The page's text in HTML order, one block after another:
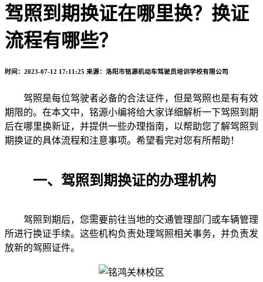
驾照到期换证在哪里换？换证
流程有哪些？
时间：2023-07-12 17:11:25 来源：洛阳市铭源机动车驾驶员培训学校有限公司
驾照是每位驾驶者必备的合法证件，但是驾照也是有有效
期限的。在本文中，铭源小编将给大家详细解析一下驾照到期
后在哪里换新证，并提供一些办理指南，以帮助您了解驾照到
期换证的具体流程和注意事项。希望看完对您有所帮助！
一、驾照到期换证的办理机构
驾照到期后，您需要前往当地的交通管理部门或车辆管理
所进行换证手续。这些机构负责处理驾照相关事务，并负责发
放新的驾照证件。